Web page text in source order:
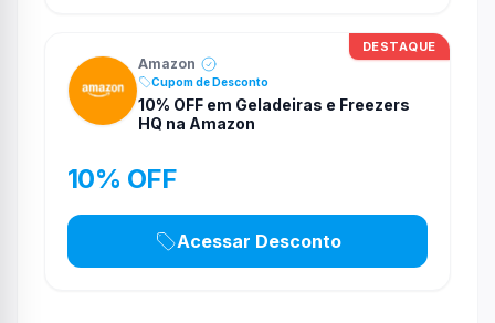
DESTAQUE
Amazon
Cupom de Desconto
10% OFF em Geladeiras e Freezers
HQ na Amazon
10% OFF
Acessar Desconto